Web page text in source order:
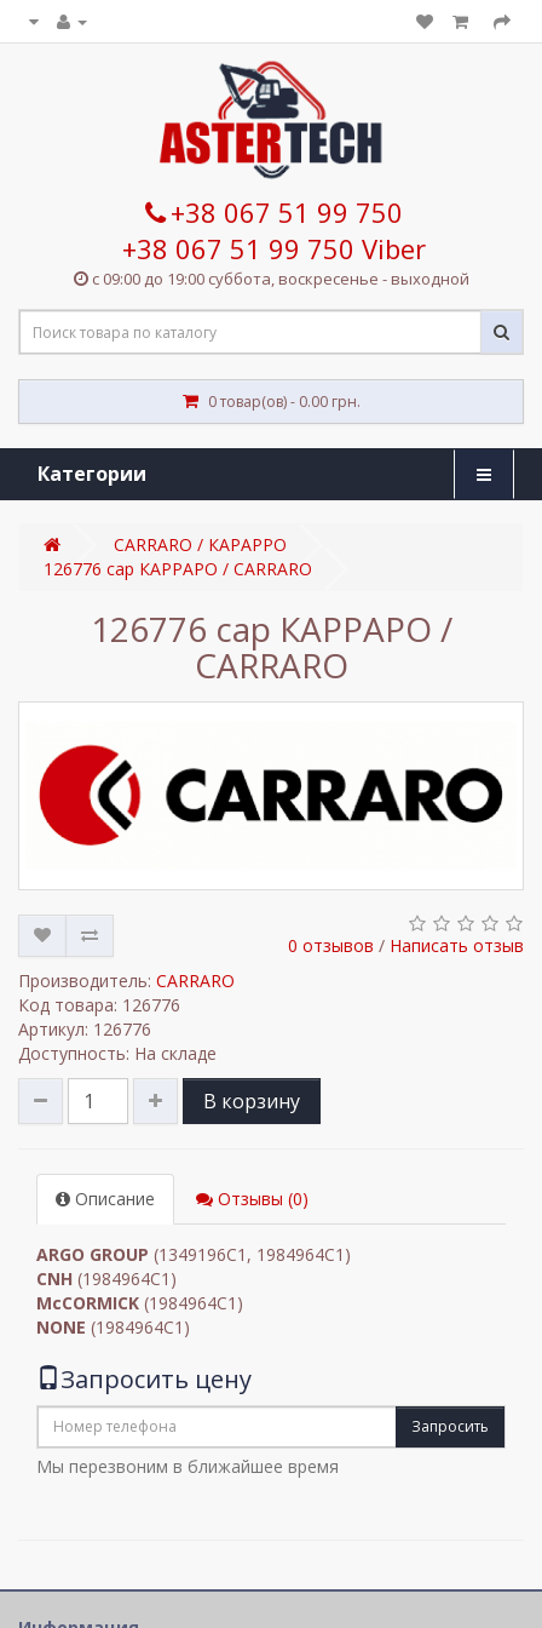
+38 067 51 99 750
+38 067 51 99 750 Viber
с 09:00 до 19:00 суббота, воскресенье - выходной
0 товар(ов) - 0.00 грн.
Категории
CARRARO / КАРАРРО
126776 cap КАРРАРО / CARRARO
126776 cap КАРРАРО /
CARRARO
0 отзывов / Написать отзыв
Производитель: CARRARO
Код товара: 126776
Артикул: 126776
Доступность: На складе
В корзину
Описание Отзывы (0)
ARGO GROUP (1349196C1, 1984964C1)
CNH (1984964C1)
McCORMICK (1984964C1)
NONE (1984964C1)
Запросить цену
Запросить
Мы перезвоним в ближайшее время